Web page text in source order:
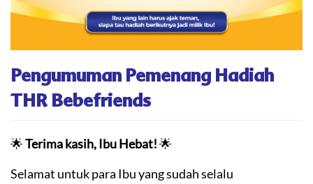
Pengumuman Pemenang Hadiah
THR Bebefriends
🌟Terima kasih, Ibu Hebat!🌟​
Selamat untuk para Ibu yang sudah selalu